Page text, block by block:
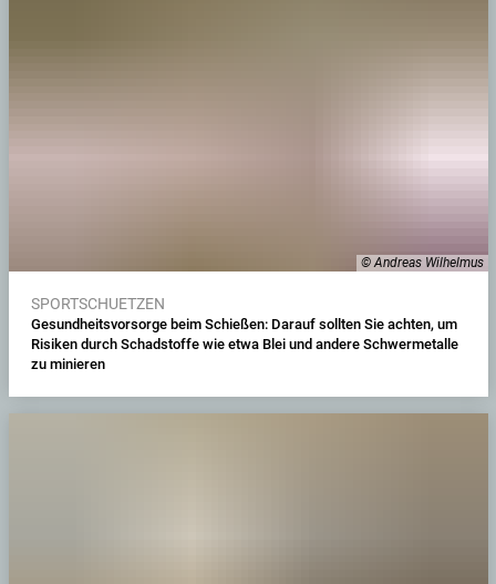
© Andreas Wilhelmus
SPORTSCHUETZEN
Gesundheitsvorsorge beim Schießen: Darauf sollten Sie achten, um
Risiken durch Schadstoffe wie etwa Blei und andere Schwermetalle
zu minieren